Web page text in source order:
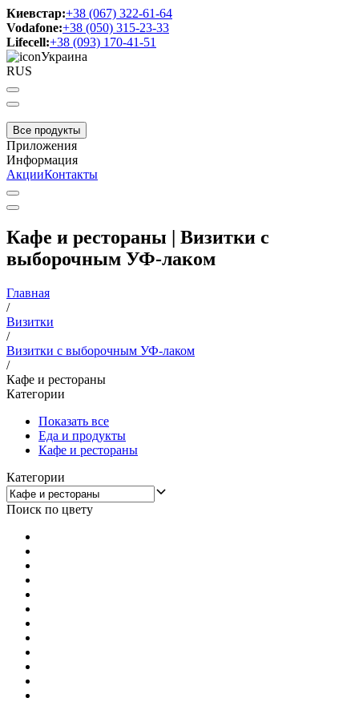
Киевстар:+38 (067) 322-61-64
Vodafone:+38 (050) 315-23-33
Lifecell:+38 (093) 170-41-51
Украина
RUS
Все продукты
Приложения
Информация
АкцииКонтакты
Кафе и рестораны | Визитки с
выборочным УФ-лаком
Главная
/
Визитки
/
Визитки с выборочным УФ-лаком
/
Кафе и рестораны
Категории
Показать все
Еда и продукты
Кафе и рестораны
Категории
Поиск по цвету